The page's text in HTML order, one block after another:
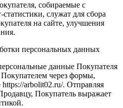
собираемые с
служат для сбора
на сайте, улучшения
персональных данных
данные Покупателя
Покупателем через формы,
arbolit02.ru/. Отправляя
Покупатель выражает